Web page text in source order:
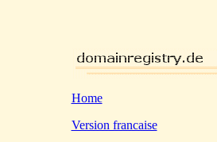
Home
Version francaise